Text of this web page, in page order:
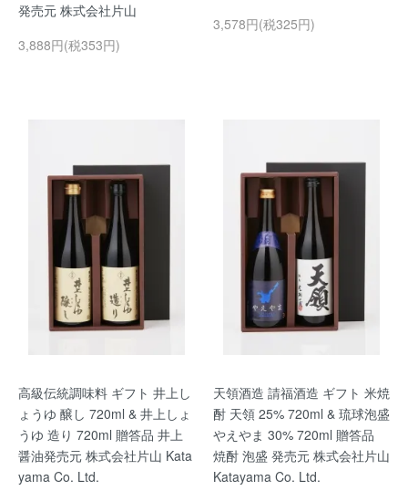
発売元 株式会社片山
3,888円(税353円)
3,578円(税325円)
高級伝統調味料 ギフト 井上し
ょうゆ 醸し 720ml & 井上しょ
うゆ 造り 720ml 贈答品 井上
醤油発売元 株式会社片山 Kata
yama Co. Ltd.
天領酒造 請福酒造 ギフト 米焼
酎 天領 25% 720ml & 琉球泡盛
やえやま 30% 720ml 贈答品
焼酎 泡盛 発売元 株式会社片山
Katayama Co. Ltd.